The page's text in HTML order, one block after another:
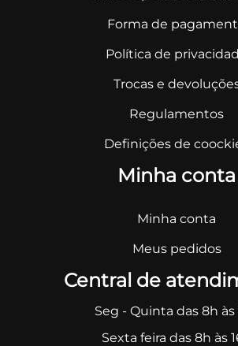
Forma de
Política de
Trocas e
Regulamentos
Definições de
Minha conta
Minha conta
Meus pedidos
Central de
Seg - Quinta das 8h às
Sexta feira das 8h às